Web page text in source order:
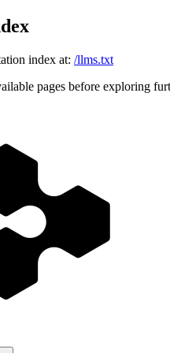
index at: /llms.txt
pages before exploring